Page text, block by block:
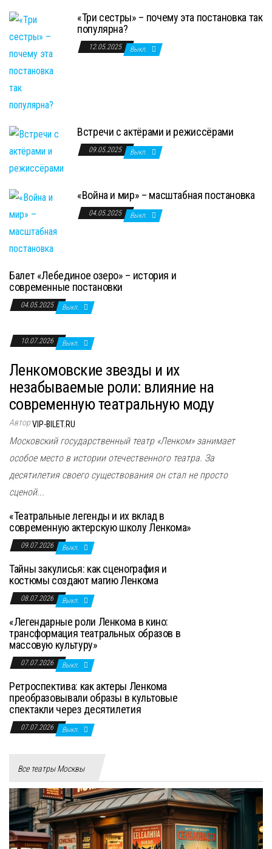
«Три сестры» – почему эта постановка так
популярна?
12.05.2025 Выкл.
Встречи с актёрами и режиссёрами
09.05.2025 Выкл.
«Война и мир» – масштабная постановка
04.05.2025 Выкл.
Балет «Лебединое озеро» – история и
современные постановки
04.05.2025 Выкл.
10.07.2026 Выкл.
Ленкомовские звезды и их
незабываемые роли: влияние на
современную театральную моду
АвторVIP-BILET.RU
Московский государственный театр «Ленком» занимает
особое место в истории отечественного театра. За
десятилетия своего существования он стал не просто
сценой...
«Театральные легенды и их вклад в
современную актерскую школу Ленкома»
09.07.2026 Выкл.
Тайны закулисья: как сценография и
костюмы создают магию Ленкома
08.07.2026 Выкл.
«Легендарные роли Ленкома в кино:
трансформация театральных образов в
массовую культуру»
07.07.2026 Выкл.
Ретроспектива: как актеры Ленкома
преобразовывали образы в культовые
спектакли через десятилетия
07.07.2026 Выкл.
Все театры Москвы